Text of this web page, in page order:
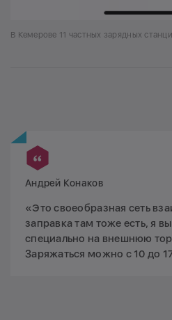
В Кемерове 11 частных зарядных
Андрей Конаков
«Это своеобразная сеть
заправка там тоже есть, я
специально на внешнюю
Заряжаться можно с 10 до